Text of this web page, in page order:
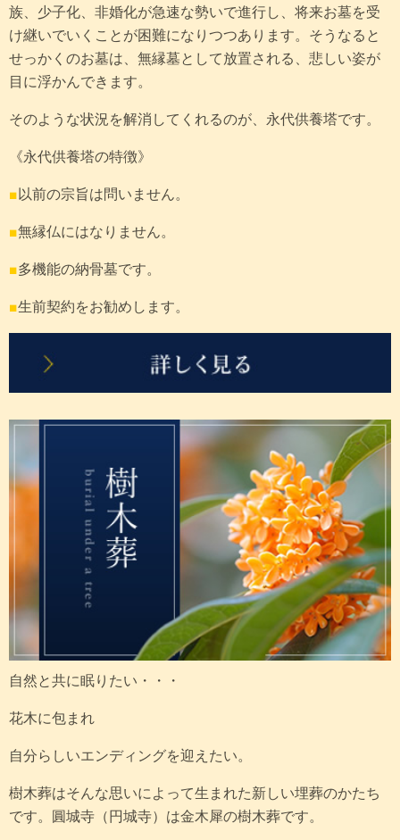
族、少子化、非婚化が急速な勢いで進行し、将来お墓を受
け継いでいくことが困難になりつつあります。そうなると
せっかくのお墓は、無縁墓として放置される、悲しい姿が
目に浮かんできます。
そのような状況を解消してくれるのが、永代供養塔です。
《永代供養塔の特徴》
■以前の宗旨は問いません。
■無縁仏にはなりません。
■多機能の納骨墓です。
■生前契約をお勧めします。
自然と共に眠りたい・・・
花木に包まれ
自分らしいエンディングを迎えたい。
樹木葬はそんな思いによって生まれた新しい埋葬のかたち
です。圓城寺（円城寺）は金木犀の樹木葬です。